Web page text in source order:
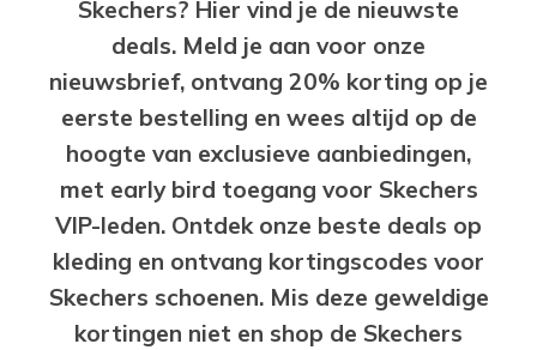
Skechers? Hier vind je de nieuwste
deals. Meld je aan voor onze
nieuwsbrief, ontvang 20% korting op je
eerste bestelling en wees altijd op de
hoogte van exclusieve aanbiedingen,
met early bird toegang voor Skechers
VIP-leden. Ontdek onze beste deals op
kleding en ontvang kortingscodes voor
Skechers schoenen. Mis deze geweldige
kortingen niet en shop de Skechers